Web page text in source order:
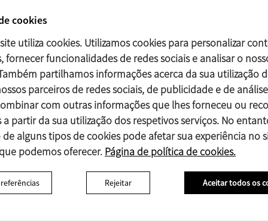
Guia rápida de
Manual de instruções
Manual de instruções
Curvas características (1)
cookies
utiliza cookies. Utilizamos cookies para personalizar
fornecer funcionalidades de redes sociais e analisar o
partilhamos informações acerca da sua utilização
parceiros de redes sociais, de publicidade e de
com outras informações que lhes forneceu ou
a partir da sua utilização dos respetivos serviços. No
alguns tipos de cookies pode afetar sua experiência no
podemos oferecer. Página de política de cookies.
Rejeitar Aceitar todos os